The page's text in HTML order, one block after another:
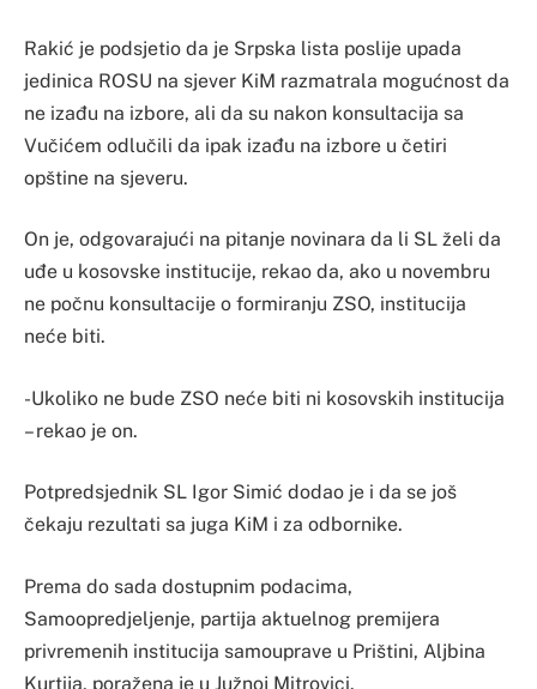
Rakić je podsjetio da je Srpska lista poslije upada
jedinica ROSU na sjever KiM razmatrala mogućnost da
ne izađu na izbore, ali da su nakon konsultacija sa
Vučićem odlučili da ipak izađu na izbore u četiri
opštine na sjeveru.
On je, odgovarajući na pitanje novinara da li SL želi da
uđe u kosovske institucije, rekao da, ako u novembru
ne počnu konsultacije o formiranju ZSO, institucija
neće biti.
-Ukoliko ne bude ZSO neće biti ni kosovskih institucija
– rekao je on.
Potpredsjednik SL Igor Simić dodao je i da se još
čekaju rezultati sa juga KiM i za odbornike.
Prema do sada dostupnim podacima,
Samoopredjeljenje, partija aktuelnog premijera
privremenih institucija samouprave u Prištini, Aljbina
Kurtija, poražena je u Južnoj Mitrovici.